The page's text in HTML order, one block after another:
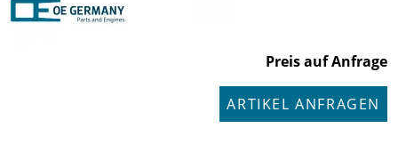
Preis auf Anfrage
ARTIKEL ANFRAGEN